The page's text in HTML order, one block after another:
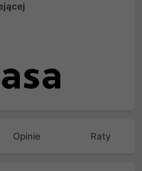
Opinie Raty